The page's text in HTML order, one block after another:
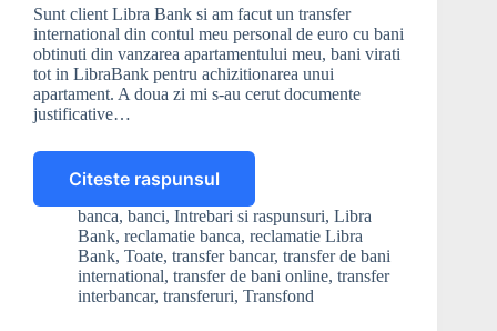
Sunt client Libra Bank si am facut un transfer
international din contul meu personal de euro cu bani
obtinuti din vanzarea apartamentului meu, bani virati
tot in LibraBank pentru achizitionarea unui
apartament. A doua zi mi s-au cerut documente
justificative…
Citeste raspunsul
La
un
transfer
international
nu
se
banca, banci, Intrebari si raspunsuri, Libra
Bank, reclamatie banca, reclamatie Libra
Bank, Toate, transfer bancar, transfer de bani
international, transfer de bani online, transfer
interbancar, transferuri, Transfond